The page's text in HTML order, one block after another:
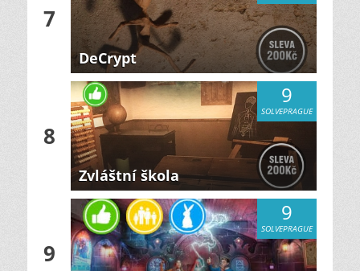
7
DeCrypt
8
9
SOLVEPRAGUE
Zvláštní škola
9
9
SOLVEPRAGUE